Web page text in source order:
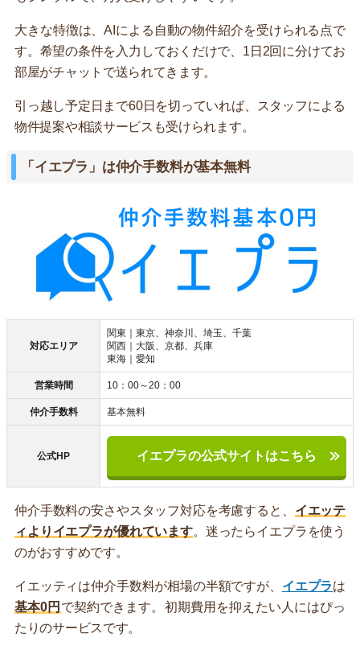
大きな特徴は、AIによる自動の物件紹介を受けられる点で
す。希望の条件を入力しておくだけで、1日2回に分けてお
部屋がチャットで送られてきます。
引っ越し予定日まで60日を切っていれば、スタッフによる
物件提案や相談サービスも受けられます。
「イエプラ」は仲介手数料が基本無料
対応エリア
関東｜東京、神奈川、埼玉、千葉
関西｜大阪、京都、兵庫
東海｜愛知
営業時間 10：00～20：00
仲介手数料 基本無料
公式HP イエプラの公式サイトはこちら
仲介手数料の安さやスタッフ対応を考慮すると、 イエッテ
ィよりイエプラが優れています。迷ったらイエプラを使う
のがおすすめです。
イエッティは仲介手数料が相場の半額ですが、 イエプラは
基本0円 で契約できます。初期費用を抑えたい人にはぴっ
たりのサービスです。